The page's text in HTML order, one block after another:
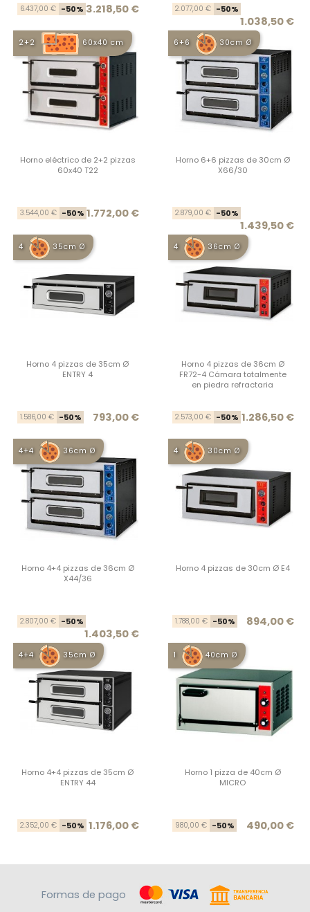
Precio base
6.437,00 € -50% Precio
3.218,50 € 2.077,00 € -50%
1.038,50 €
2+2 60x40 cm
Horno eléctrico de 2+2 pizzas
60x40 T22
Precio base
3.544,00 € -50% Precio
1.772,00 €
6+6 30cm Ø
Horno 6+6 pizzas de 30cm Ø
X66/30
2.879,00 € -50%
1.439,50 €
4 35cm Ø
Horno 4 pizzas de 35cm Ø
ENTRY 4
Precio base
1.586,00 € -50% Precio
793,00 €
4 36cm Ø
Horno 4 pizzas de 36cm Ø
FR72-4 Cámara totalmente
en piedra refractaria
2.573,00 € -50% 1.286,50 €
4+4 36cm Ø
Horno 4+4 pizzas de 36cm Ø
X44/36
Precio base
2.807,00 € -50%
1.403,50 €
4 30cm Ø
Horno 4 pizzas de 30cm Ø E4
1.788,00 € -50% 894,00 €
4+4 35cm Ø
Horno 4+4 pizzas de 35cm Ø
ENTRY 44
Precio base
2.352,00 € -50% Precio
1.176,00 €
1 40cm Ø
Horno 1 pizza de 40cm Ø
MICRO
980,00 € -50% 490,00 €
Formas de pago